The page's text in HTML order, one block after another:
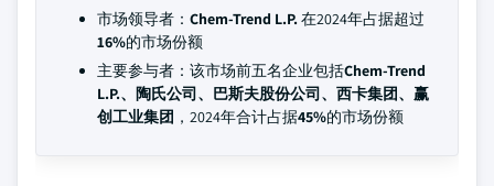
市场领导者： Chem-Trend L.P.在2024年占据超过
16%的市场份额
主要参与者：该市场前五名企业包括Chem-Trend
L.P.、陶氏公司、巴斯夫股份公司、西卡集团、赢
创工业集团 ，2024年合计占据45%的市场份额